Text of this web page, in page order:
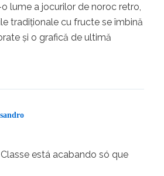
lume a jocurilor de noroc retro,
tradiționale cu fructe se îmbină
și o grafică de ultimă
está acabando só que